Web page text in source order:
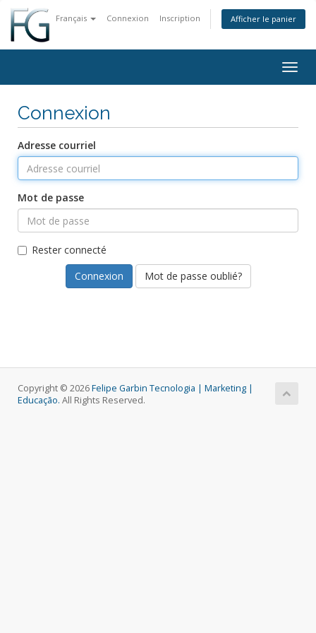
Français Connexion Inscription Afficher le panier
Connexion
Adresse courriel
Mot de passe
Rester connecté
Mot de passe oublié?
Copyright © 2026Felipe Garbin Tecnologia | Marketing |
Educação. All Rights Reserved.